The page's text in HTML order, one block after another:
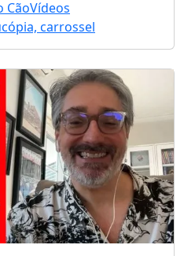
CãoVídeos
carrossel